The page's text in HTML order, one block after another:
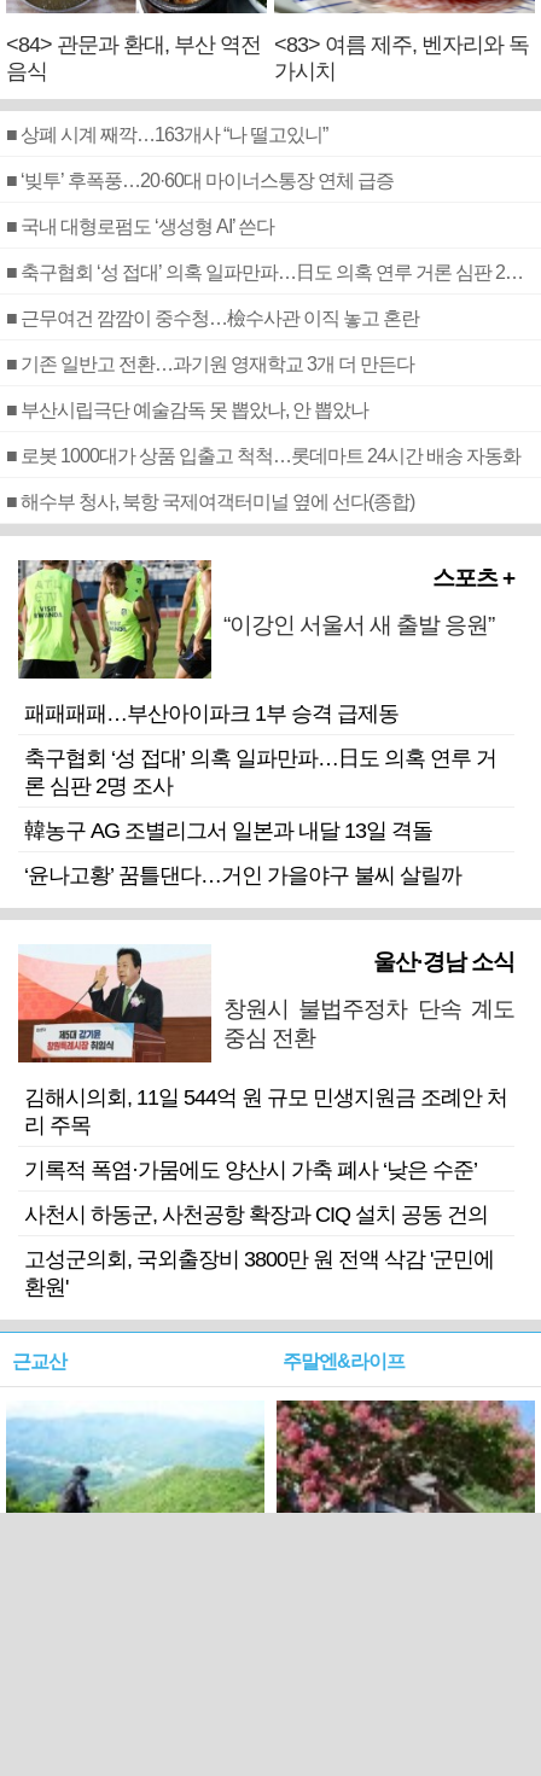
<84> 관문과 환대, 부산 역전
음식
<83> 여름 제주, 벤자리와 독
가시치
■ 상폐 시계 째깍…163개사 “나 떨고있니”
■ ‘빚투’ 후폭풍…20·60대 마이너스통장 연체 급증
■ 국내 대형로펌도 ‘생성형 AI’ 쓴다
■ 축구협회 ‘성 접대’ 의혹 일파만파…日도 의혹 연루 거론 심판 2명 조사
■ 근무여건 깜깜이 중수청…檢수사관 이직 놓고 혼란
■ 기존 일반고 전환…과기원 영재학교 3개 더 만든다
■ 부산시립극단 예술감독 못 뽑았나, 안 뽑았나
■ 로봇 1000대가 상품 입출고 척척…롯데마트 24시간 배송 자동화
■ 해수부 청사, 북항 국제여객터미널 옆에 선다(종합)
스포츠 +
“이강인 서울서 새 출발 응원”
패패패패…부산아이파크 1부 승격 급제동
축구협회 ‘성 접대’ 의혹 일파만파…日도 의혹 연루 거
론 심판 2명 조사
韓농구 AG 조별리그서 일본과 내달 13일 격돌
‘윤나고황’ 꿈틀댄다…거인 가을야구 불씨 살릴까
울산·경남 소식
창원시 불법주정차 단속 계도
중심 전환
김해시의회, 11일 544억 원 규모 민생지원금 조례안 처
리 주목
기록적 폭염·가뭄에도 양산시 가축 폐사 ‘낮은 수준’
사천시 하동군, 사천공항 확장과 CIQ 설치 공동 건의
고성군의회, 국외출장비 3800만 원 전액 삭감 '군민에
환원'
근교산 주말엔&라이프